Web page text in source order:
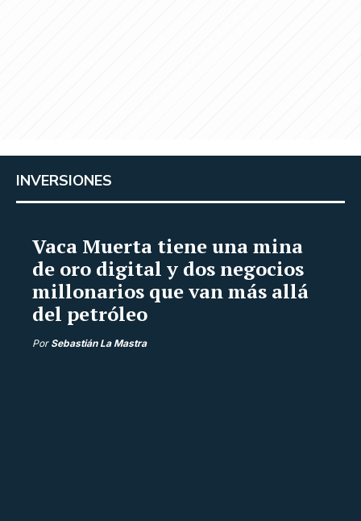
INVERSIONES
Vaca Muerta tiene una mina
de oro digital y dos negocios
millonarios que van más allá
del petróleo
Por Sebastián La Mastra